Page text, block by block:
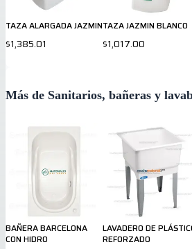
TAZA ALARGADA JAZMIN
$1,385.01
TAZA JAZMIN BLANCO
$1,017.00
Más de Sanitarios, bañeras y
BAÑERA BARCELONA
CON HIDRO
LAVADERO DE
REFORZADO